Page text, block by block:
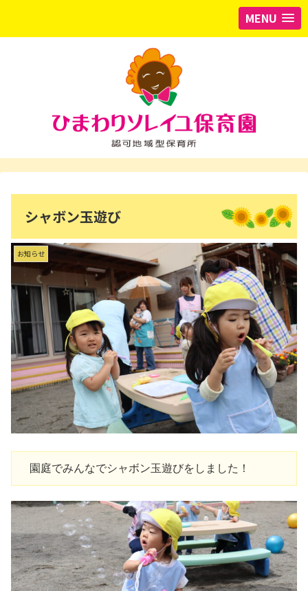
MENU
シャボン玉遊び
お知らせ
園庭でみんなでシャボン玉遊びをしました！